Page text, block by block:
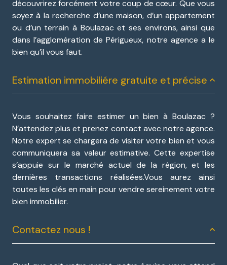
accompagnons pour lavente,l’achat,lalocationou
l’estimationde votre bien chez notreagence
immobilière à Boulazac-Isle-Manoire. Nous vous
offrons également son expertise en matière
découvrirez forcément votre coup de cœur. Que vous
soyez à la recherche d’une maison, d’un appartement
ou d’un terrain à Boulazac et ses environs, ainsi que
dans l’agglomération de Périgueux, notre agence a le
bien qu’il vous faut.
Estimation immobiliére gratuite et précise
Vous souhaitez faire estimer un bien à Boulazac ?
N’attendez plus et prenez contact avec notre agence.
Notre expert se chargera de visiter votre bien et vous
communiquera sa valeur estimative. Cette expertise
s’appuie sur le marché actuel de la région, et les
dernières transactions réalisées.Vous aurez ainsi
toutes les clés en main pour vendre sereinement votre
bien immobilier.
Contactez nous !